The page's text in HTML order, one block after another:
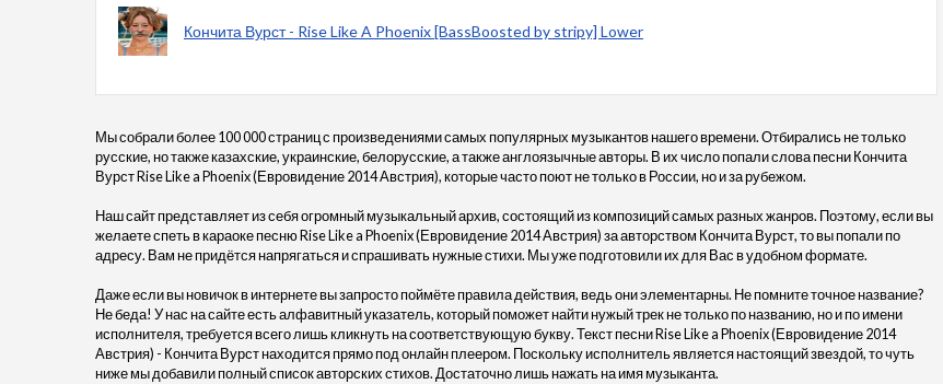
Кончита Вурст - Rise Like A Phoenix [BassBoosted by stripy] Lower
Мы собрали более 100 000 страниц с произведениями самых популярных музыкантов нашего времени. Отбирались не только
русские, но также казахские, украинские, белорусские, а также англоязычные авторы. В их число попали слова песни Кончита
Вурст Rise Like a Phoenix (Евровидение 2014 Австрия), которые часто поют не только в России, но и за рубежом.
Наш сайт представляет из себя огромный музыкальный архив, состоящий из композиций самых разных жанров. Поэтому, если вы
желаете спеть в караоке песню Rise Like a Phoenix (Евровидение 2014 Австрия) за авторством Кончита Вурст, то вы попали по
адресу. Вам не придётся напрягаться и спрашивать нужные стихи. Мы уже подготовили их для Вас в удобном формате.
Даже если вы новичок в интернете вы запросто поймёте правила действия, ведь они элементарны. Не помните точное название?
Не беда! У нас на сайте есть алфавитный указатель, который поможет найти нужый трек не только по названию, но и по имени
исполнителя, требуется всего лишь кликнуть на соответствующую букву. Текст песни Rise Like a Phoenix (Евровидение 2014
Австрия) - Кончита Вурст находится прямо под онлайн плеером. Поскольку исполнитель является настоящий звездой, то чуть
ниже мы добавили полный список авторских стихов. Достаточно лишь нажать на имя музыканта.